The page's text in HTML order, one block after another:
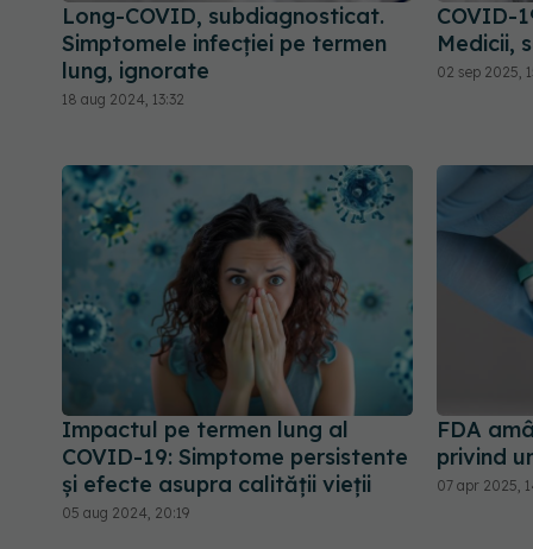
Long-COVID, subdiagnosticat.
Simptomele infecției pe termen
lung, ignorate
18 aug 2024, 13:32
COVID-
Medicii,
02 sep 2025,
Impactul pe termen lung al
COVID-19: Simptome persistente
și efecte asupra calității vieții
05 aug 2024, 20:19
FDA
privind
07 apr 2025,